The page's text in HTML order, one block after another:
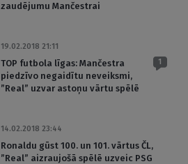
zaudējumu Mančestrai
19.02.2018 21:11
TOP futbola līgas: Mančestra
piedzīvo negaidītu neveiksmi,
”Real” uzvar astoņu vārtu spēlē
1
14.02.2018 23:44
Ronaldu gūst 100. un 101. vārtus ČL,
”Real” aizraujošā spēlē uzveic PSG